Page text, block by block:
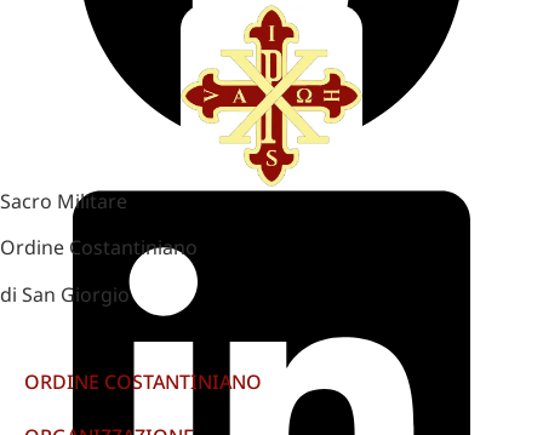
Sacro Militare
Ordine Costantiniano
di San Giorgio
ORDINE COSTANTINIANO